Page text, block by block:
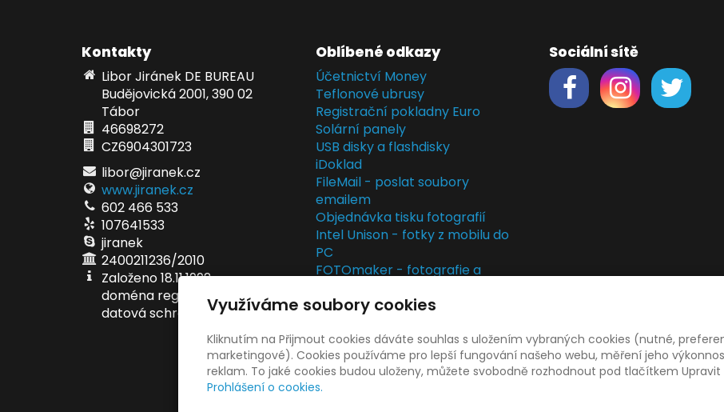
Kontakty
Libor Jiránek DE BUREAU
Budějovická 2001, 390 02
Tábor
46698272
CZ6904301723
libor@jiranek.cz
www.jiranek.cz
602 466 533
107641533
jiranek
2400211236/2010
Založeno 18.11.1992
doména registrována 5.6.1998
datová schránka ei6ae6v
Oblíbené odkazy
Účetnictví Money
Teflonové ubrusy
Registrační pokladny Euro
Solární panely
USB disky a flashdisky
iDoklad
FileMail - poslat soubory
emailem
Objednávka tisku fotografií
Intel Unison - fotky z mobilu do
PC
FOTOmaker - fotografie a
EET pokladny
Sociální sítě
Využíváme soubory cookies
Kliknutím na Přijmout cookies dáváte souhlas s uložením vybraných cookies (nutné,
marketingové). Cookies používáme pro lepší fungování našeho webu, měření jeho
reklam. To jaké cookies budou uloženy, můžete svobodně rozhodnout pod tlačítkem
Prohlášení o cookies.